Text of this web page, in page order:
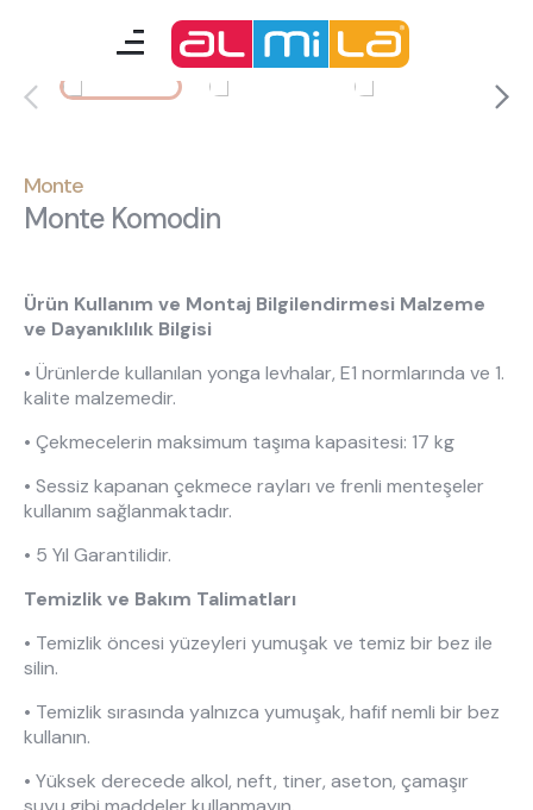
çocuk/bebek odası
tamamlayıcılar
Bize Ulaşın
En Yakın Almila
İş Ortaklığı
Öneriler
444 8 543
Monte
Monte Komodin
Ürün Kullanım ve Montaj Bilgilendirmesi Malzeme
ve Dayanıklılık Bilgisi
• Ürünlerde kullanılan yonga levhalar, E1 normlarında ve 1.
kalite malzemedir.
• Çekmecelerin maksimum taşıma kapasitesi: 17 kg
• Sessiz kapanan çekmece rayları ve frenli menteşeler
kullanım sağlanmaktadır.
• 5 Yıl Garantilidir.
Temizlik ve Bakım Talimatları
• Temizlik öncesi yüzeyleri yumuşak ve temiz bir bez ile
silin.
• Temizlik sırasında yalnızca yumuşak, hafif nemli bir bez
kullanın.
• Yüksek derecede alkol, neft, tiner, aseton, çamaşır